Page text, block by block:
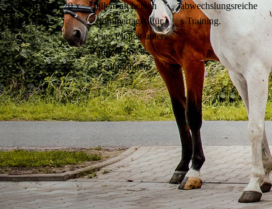
einem Platz20 x
45 Meter.
allem an heißen
Sommertagen für
eine Einheit unter
angenehmen
Bedingungen.
abwechslungsreiche
s Training.